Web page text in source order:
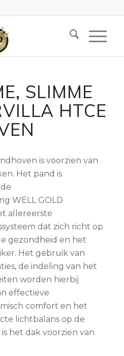
SLIMME
HTCE
is voorzien van
Het pand is
WELL GOLD
allereerste
dat zich richt op
gezondheid en het
Het gebruik van
de indeling van het
worden hierbij
effectieve
comfort en het
lichtbalans op de
het dak voorzien van